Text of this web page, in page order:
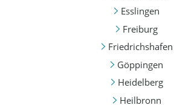
Esslingen
Freiburg
Friedrichshafen
Göppingen
Heidelberg
Heilbronn